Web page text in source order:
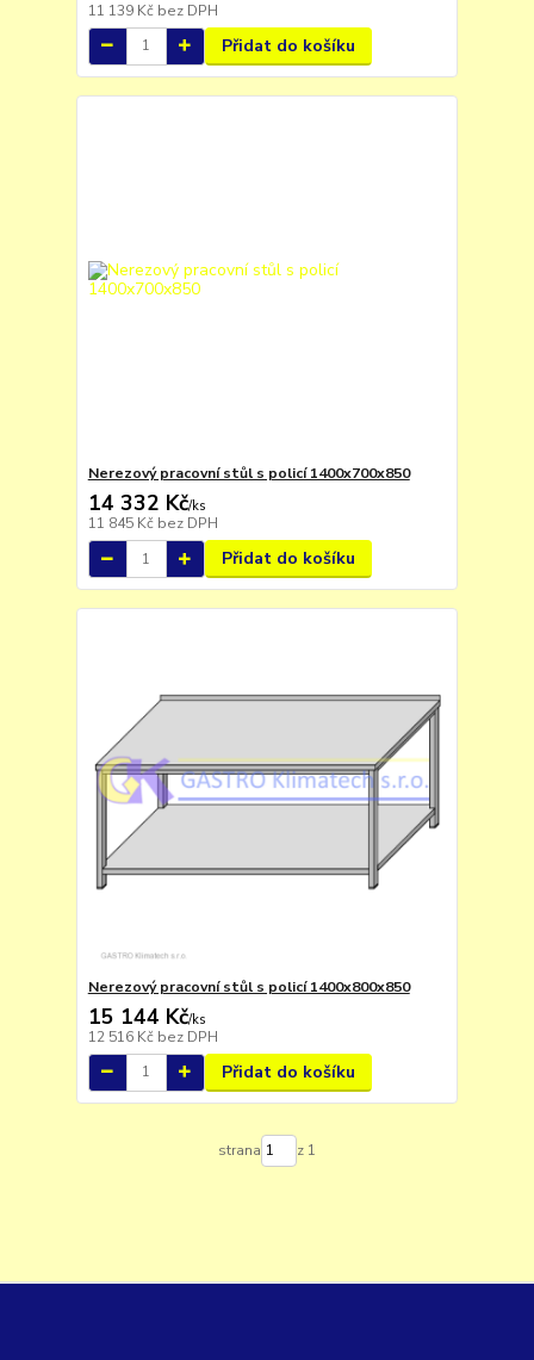
11 139 Kč bez DPH
Přidat do košíku
Nerezový pracovní stůl s policí 1400x700x850
14 332 Kč/ks
11 845 Kč bez DPH
Přidat do košíku
Nerezový pracovní stůl s policí 1400x800x850
15 144 Kč/ks
12 516 Kč bez DPH
Přidat do košíku
strana z 1